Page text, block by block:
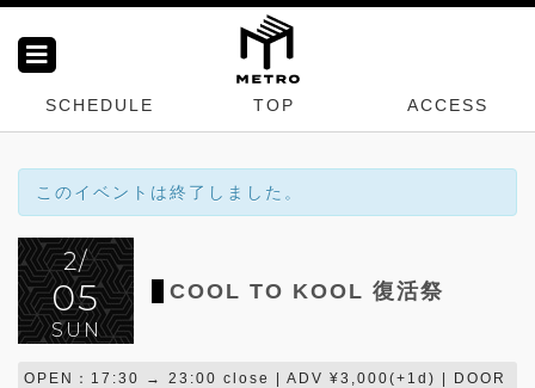
SCHEDULE TOP ACCESS
このイベントは終了しました。
2/
05
SUN
COOL TO KOOL 復活祭
OPEN：17:30 → 23:00 close | ADV ¥3,000(+1d) | DOOR